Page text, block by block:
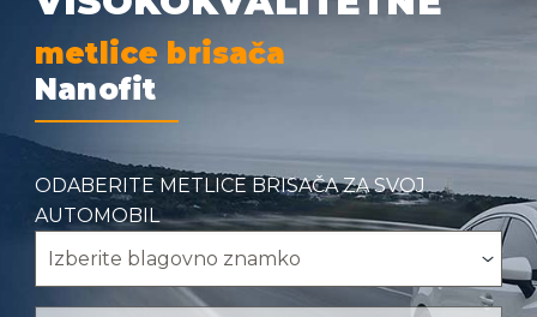
metlice brisača
Nanofit
ODABERITE METLICE BRISAČA ZA SVOJ
AUTOMOBIL